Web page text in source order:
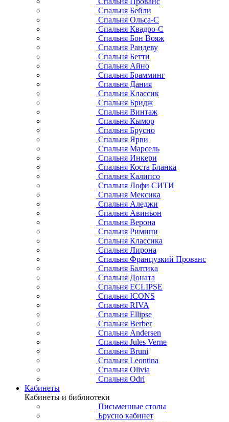
Спальня Бейли
Спальня Ольса-С
Спальня Квадро-С
Спальня Бон Вояж
Спальня Рандеву
Спальня Бетти
Спальня Айно
Спальня Брамминг
Спальня Дания
Спальня Классик
Спальня Бридж
Спальня Винтаж
Спальня Кымор
Спальня Брусно
Спальня Ярви
Спальня Марсель
Спальня Инкери
Спальня Коста Бланка
Спальня Калипсо
Спальня Лофи СИТИ
Спальня Мексика
Спальня Аледжи
Спальня Авиньон
Спальня Верона
Спальня Римини
Спальня Классика
Спальня Лирона
Спальня Французкий Прованс
Спальня Балтика
Спальня Доната
Спальня ECLIPSE
Спальня ICONS
Спальня RIVA
Спальня Ellipse
Спальня Berber
Спальня Andersen
Спальня Jules Verne
Спальня Bruni
Спальня Leontina
Спальня Olivia
Спальня Odri
Кабинеты
Кабинеты и библиотеки
Письменные столы
Брусно кабинет